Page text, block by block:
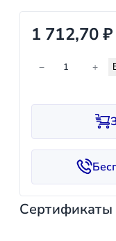
1 712,70₽
е
в
о
− +
Сертификаты